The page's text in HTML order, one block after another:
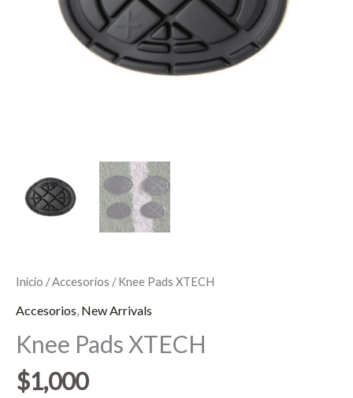
Inicio /Accesorios / Knee Pads XTECH
Accesorios New Arrivals
Knee Pads XTECH
$1,000